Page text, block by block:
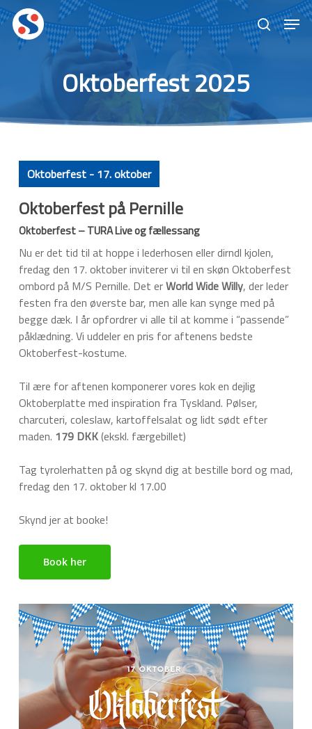
Skip
to
main
search
Oktoberfest 2025
Oktoberfest - 17. oktober
Oktoberfest på Pernille
Oktoberfest – TURA Live og fællessang
Nu er det tid til at hoppe i lederhosen eller dirndl kjolen,
fredag ​​den 17. oktober inviterer vi til en skøn Oktoberfest
ombord på M/S Pernille. Det erWorld Wide Willy, der leder
festen fra den øverste bar, men alle kan synge med på
begge dæk. I år opfordrer vi alle til at komme i “passende”
påklædning. Vi uddeler en pris for aftenens bedste
Oktoberfest-kostume.
Til ære for aftenen komponerer vores kok en dejlig
Oktoberplatte med inspiration fra Tyskland. Pølser,
charcuteri, coleslaw, kartoffelsalat og lidt sødt efter
maden. 179 DKK(ekskl. færgebillet)
Tag tyrolerhatten på og skynd dig at bestille bord og mad,
fredag ​​den 17. oktober kl 17.00
Skynd jer at booke!
Book her